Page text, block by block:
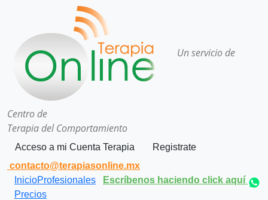
Un servicio de
Centro de
Terapia del Comportamiento
Acceso a mi Cuenta Terapia
Registrate
contacto@terapiasonline.mx
Escríbenos haciendo click aquí
InicioProfesionales
Precios